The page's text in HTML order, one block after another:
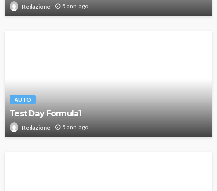
Redazione 5 anni ago
AUTO
Test Day Formula1
Redazione 5 anni ago